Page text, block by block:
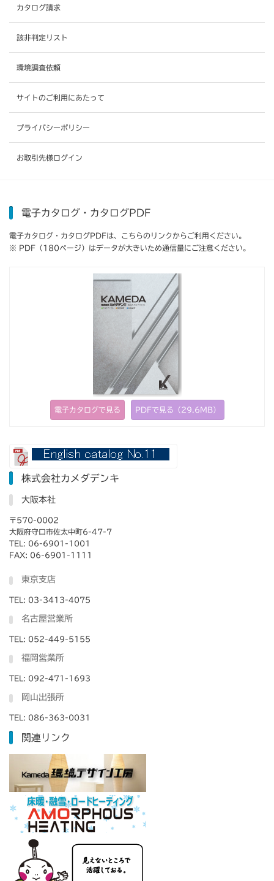
カタログ請求
該非判定リスト
環境調査依頼
サイトのご利用にあたって
プライバシーポリシー
お取引先様ログイン
電子カタログ・カタログPDF
電子カタログ・カタログPDFは、こちらのリンクからご利用ください。
※ PDF（180ページ）はデータが大きいため通信量にご注意ください。
電子カタログで見る PDFで見る（29.6MB）
株式会社カメダデンキ
大阪本社
〒570-0002
大阪府守口市佐太中町6-47-7
TEL: 06-6901-1001
FAX: 06-6901-1111
東京支店
TEL: 03-3413-4075
名古屋営業所
TEL: 052-449-5155
福岡営業所
TEL: 092-471-1693
岡山出張所
TEL: 086-363-0031
関連リンク